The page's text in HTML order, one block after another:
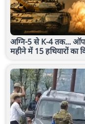
अग्नि-5 से K-4 तक...
महीने में 15 हथियारों का